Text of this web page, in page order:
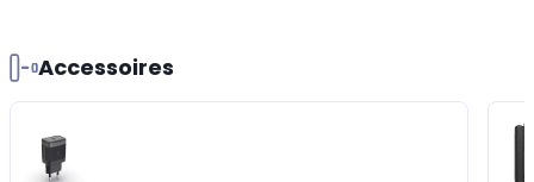
Accessoires